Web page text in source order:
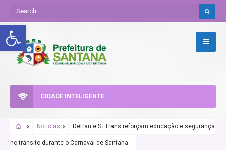
Abrir a barra de ferramentas
CIDADE INTELIGENTE
Noticias Detran e STTrans reforçam educação e segurança
no trânsito durante o Carnaval de Santana